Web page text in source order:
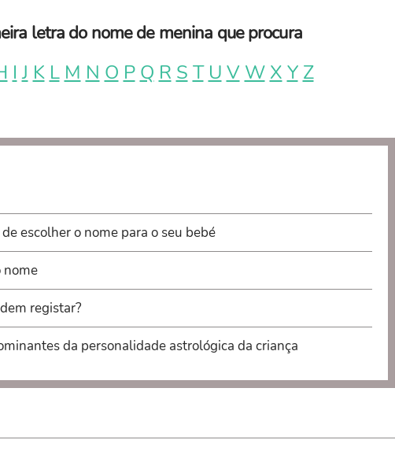
letra do nome de menina que procura
I J K L M N O P Q R S T U V W X Y Z
escolher o nome para o seu bebé
nome
registar?
da personalidade astrológica da criança